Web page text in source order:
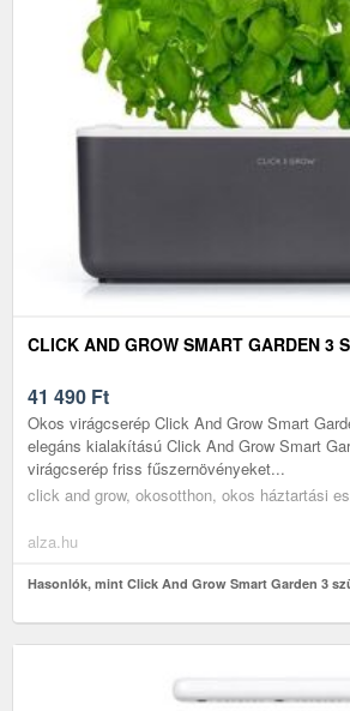
CLICK AND GROW SMART GARDEN 3
41 490 Ft
Okos virágcserép Click And Grow Smart
elegáns kialakítású Click And Grow Smart
virágcserép friss fűszernövényeket...
click and grow, okosotthon, okos háztartási
alza.hu
Hasonlók, mint Click And Grow Smart Garden 3